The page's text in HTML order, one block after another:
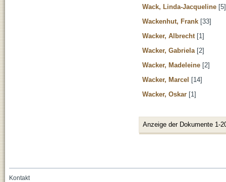
Wack, Linda-Jacqueline [5]
Wackenhut, Frank [33]
Wacker, Albrecht [1]
Wacker, Gabriela [2]
Wacker, Madeleine [2]
Wacker, Marcel [14]
Wacker, Oskar [1]
Anzeige der Dokumente 1-
Kontakt